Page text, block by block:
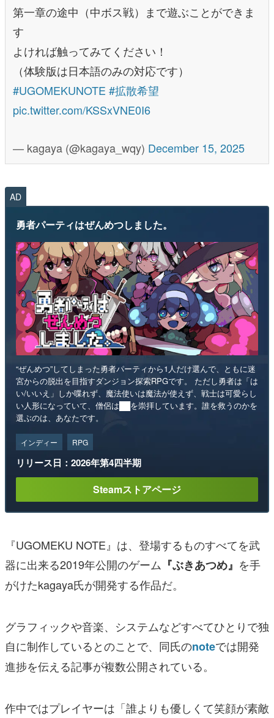
第一章の途中（中ボス戦）まで遊ぶことができま
す
よければ触ってみてください！
（体験版は日本語のみの対応です）
#UGOMEKUNOTE #拡散希望
pic.twitter.com/KSSxVNE0I6
— kagaya (@kagaya_wqy) December 15, 2025
AD
勇者パーティはぜんめつしました。
“ぜんめつ”してしまった勇者パーティから1人だけ選んで、ともに迷
宮からの脱出を目指すダンジョン探索RPGです。 ただし勇者は「は
い/いいえ」しか喋れず、魔法使いは魔法が使えず、戦士は可愛らし
い人形になっていて、僧侶は██を崇拝しています。誰を救うのかを
選ぶのは、あなたです。
インディー RPG
リリース日：2026年第4四半期
Steamストアページ
『UGOMEKU NOTE』は、登場するものすべてを武
器に出来る2019年公開のゲーム 『ぶきあつめ』 を手
がけたkagaya氏が開発する作品だ。
グラフィックや音楽、システムなどすべてひとりで独
自に制作しているとのことで、同氏のnoteでは開発
進捗を伝える記事が複数公開されている。
作中ではプレイヤーは「誰よりも優しくて笑顔が素敵